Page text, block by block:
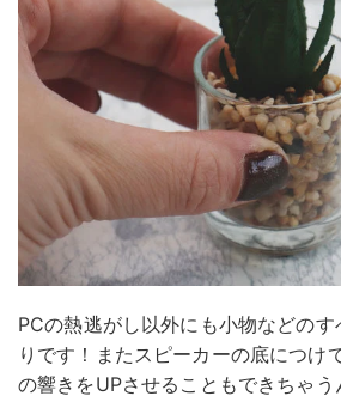
PCの熱逃がし以外にも小物などの
りです！またスピーカーの底につけ
の響きをUPさせることもできちゃう